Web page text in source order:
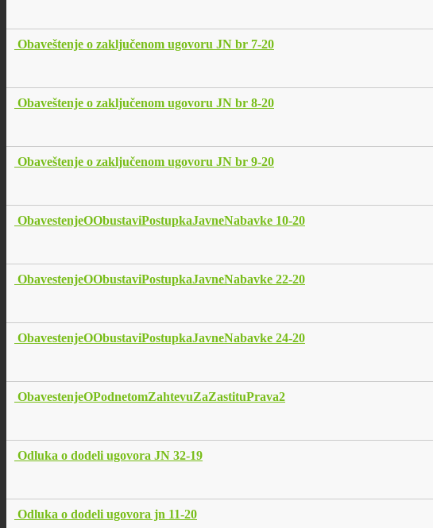
Obaveštenje o zaključenom ugovoru JN br 7-20
Obaveštenje o zaključenom ugovoru JN br 8-20
Obaveštenje o zaključenom ugovoru JN br 9-20
ObavestenjeOObustaviPostupkaJavneNabavke 10-20
ObavestenjeOObustaviPostupkaJavneNabavke 22-20
ObavestenjeOObustaviPostupkaJavneNabavke 24-20
ObavestenjeOPodnetomZahtevuZaZastituPrava2
Odluka o dodeli ugovora JN 32-19
Odluka o dodeli ugovora jn 11-20